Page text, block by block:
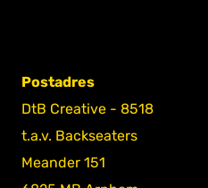
Postadres
DtB Creative - 8518
t.a.v. Backseaters
Meander 151